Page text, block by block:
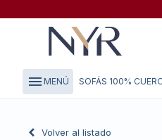
menu MENÚ SOFÁS 100%
Volver al listado
close